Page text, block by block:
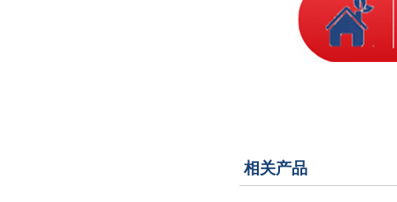
相关产品